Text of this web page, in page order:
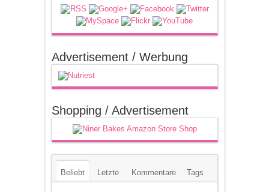
Advertisement / Werbung
Shopping / Advertisement
Beliebt Letzte Kommentare Tags